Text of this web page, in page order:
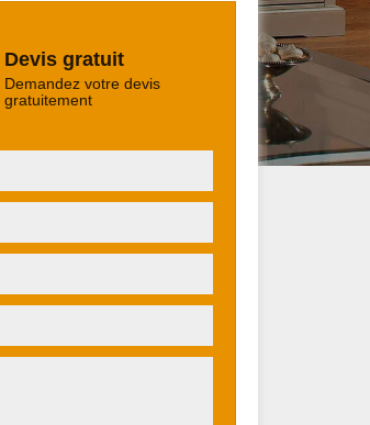
Devis gratuit
Demandez votre devis
gratuitement